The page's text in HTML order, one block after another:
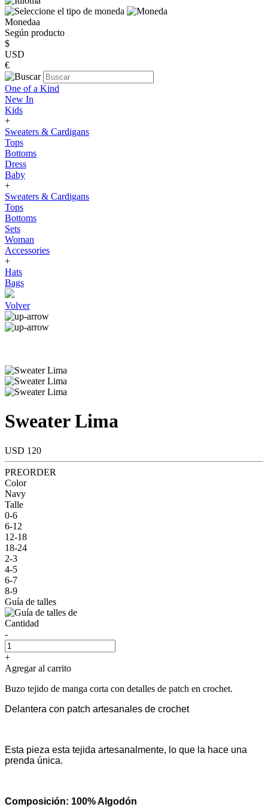
Monedaa
Según producto
$
USD
€
One of a Kind
New In
Kids
+
Sweaters & Cardigans
Tops
Bottoms
Dress
Baby
+
Sweaters & Cardigans
Tops
Bottoms
Sets
Woman
Accessories
+
Hats
Bags
Volver
Sweater Lima
USD 120
PREORDER
Color
Navy
Talle
0-6
6-12
12-18
18-24
2-3
4-5
6-7
8-9
Guía de talles
Cantidad
-
+
Agregar al carrito
Buzo tejido de manga corta con detalles de patch en crochet.
Delantera con patch artesanales de crochet
Esta pieza esta tejida artesanalmente, lo que la hace una
prenda única.
Composición: 100% Algodón